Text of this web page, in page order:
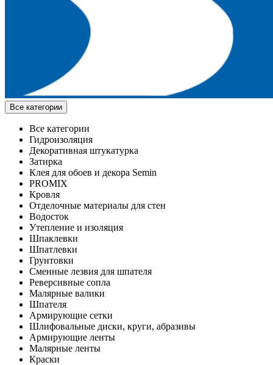
Все категории
Все категории
Гидроизоляция
Декоративная штукатурка
Затирка
Клея для обоев и декора Semin
PROMIX
Кровля
Отделочные материалы для стен
Водосток
Утепление и изоляция
Шпаклевки
Шпатлевки
Грунтовки
Сменные лезвия для шпателя
Реверсивные сопла
Малярные валики
Шпателя
Армирующие сетки
Шлифовальные диски, круги, абразивы
Армирующие ленты
Малярные ленты
Краски